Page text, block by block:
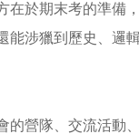
在於期末考的準備
涉獵到歷史、邏
的營隊、交流活動